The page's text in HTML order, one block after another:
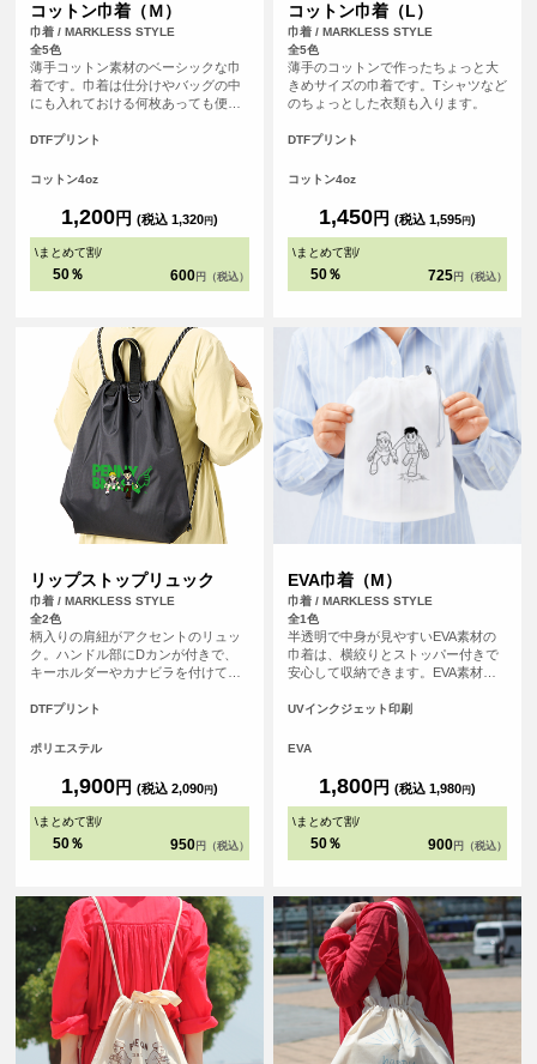
コットン巾着（Ｍ）
巾着 / MARKLESS STYLE
全5色
薄手コットン素材のベーシックな巾
着です。巾着は仕分けやバッグの中
にも入れておける何枚あっても便利
DTFプリント
コットン4oz
1,200円 (税込 1,320円)
\まとめて割/
50％ 600 円（税込）
コットン巾着（L）
巾着 / MARKLESS STYLE
全5色
薄手のコットンで作ったちょっと大
きめサイズの巾着です。Tシャツなど
のちょっとした衣類も入ります。
DTFプリント
コットン4oz
1,450円 (税込 1,595円)
\まとめて割/
50％ 725 円（税込）
リップストップリュック
巾着 / MARKLESS STYLE
全2色
柄入りの肩紐がアクセントのリュッ
ク。ハンドル部にDカンが付きで、
キーホルダーやカナビラを付けて使
ル、衣料品がすっぽり入る収納力
す。
DTFプリント
ポリエステル
1,900円 (税込 2,090円)
\まとめて割/
50％ 950 円（税込）
EVA巾着（M）
巾着 / MARKLESS STYLE
全1色
半透明で中身が見やすいEVA素材の
巾着は、横絞りとストッパー付きで
安心して収納できます。EVA素材は
いや旅行に便利です。さらに、環境
ルがしやすくなっています。
UVインクジェット印刷
EVA
1,800円 (税込 1,980円)
\まとめて割/
50％ 900 円（税込）